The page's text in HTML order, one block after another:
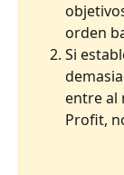
orden
Si
entre al
Profit,